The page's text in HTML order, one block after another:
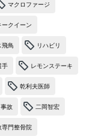
マクロファージ
ークイーン
飛鳥 リハビリ
手 レモンステーキ
乾利夫医師
事故 二岡智宏
専門整骨院